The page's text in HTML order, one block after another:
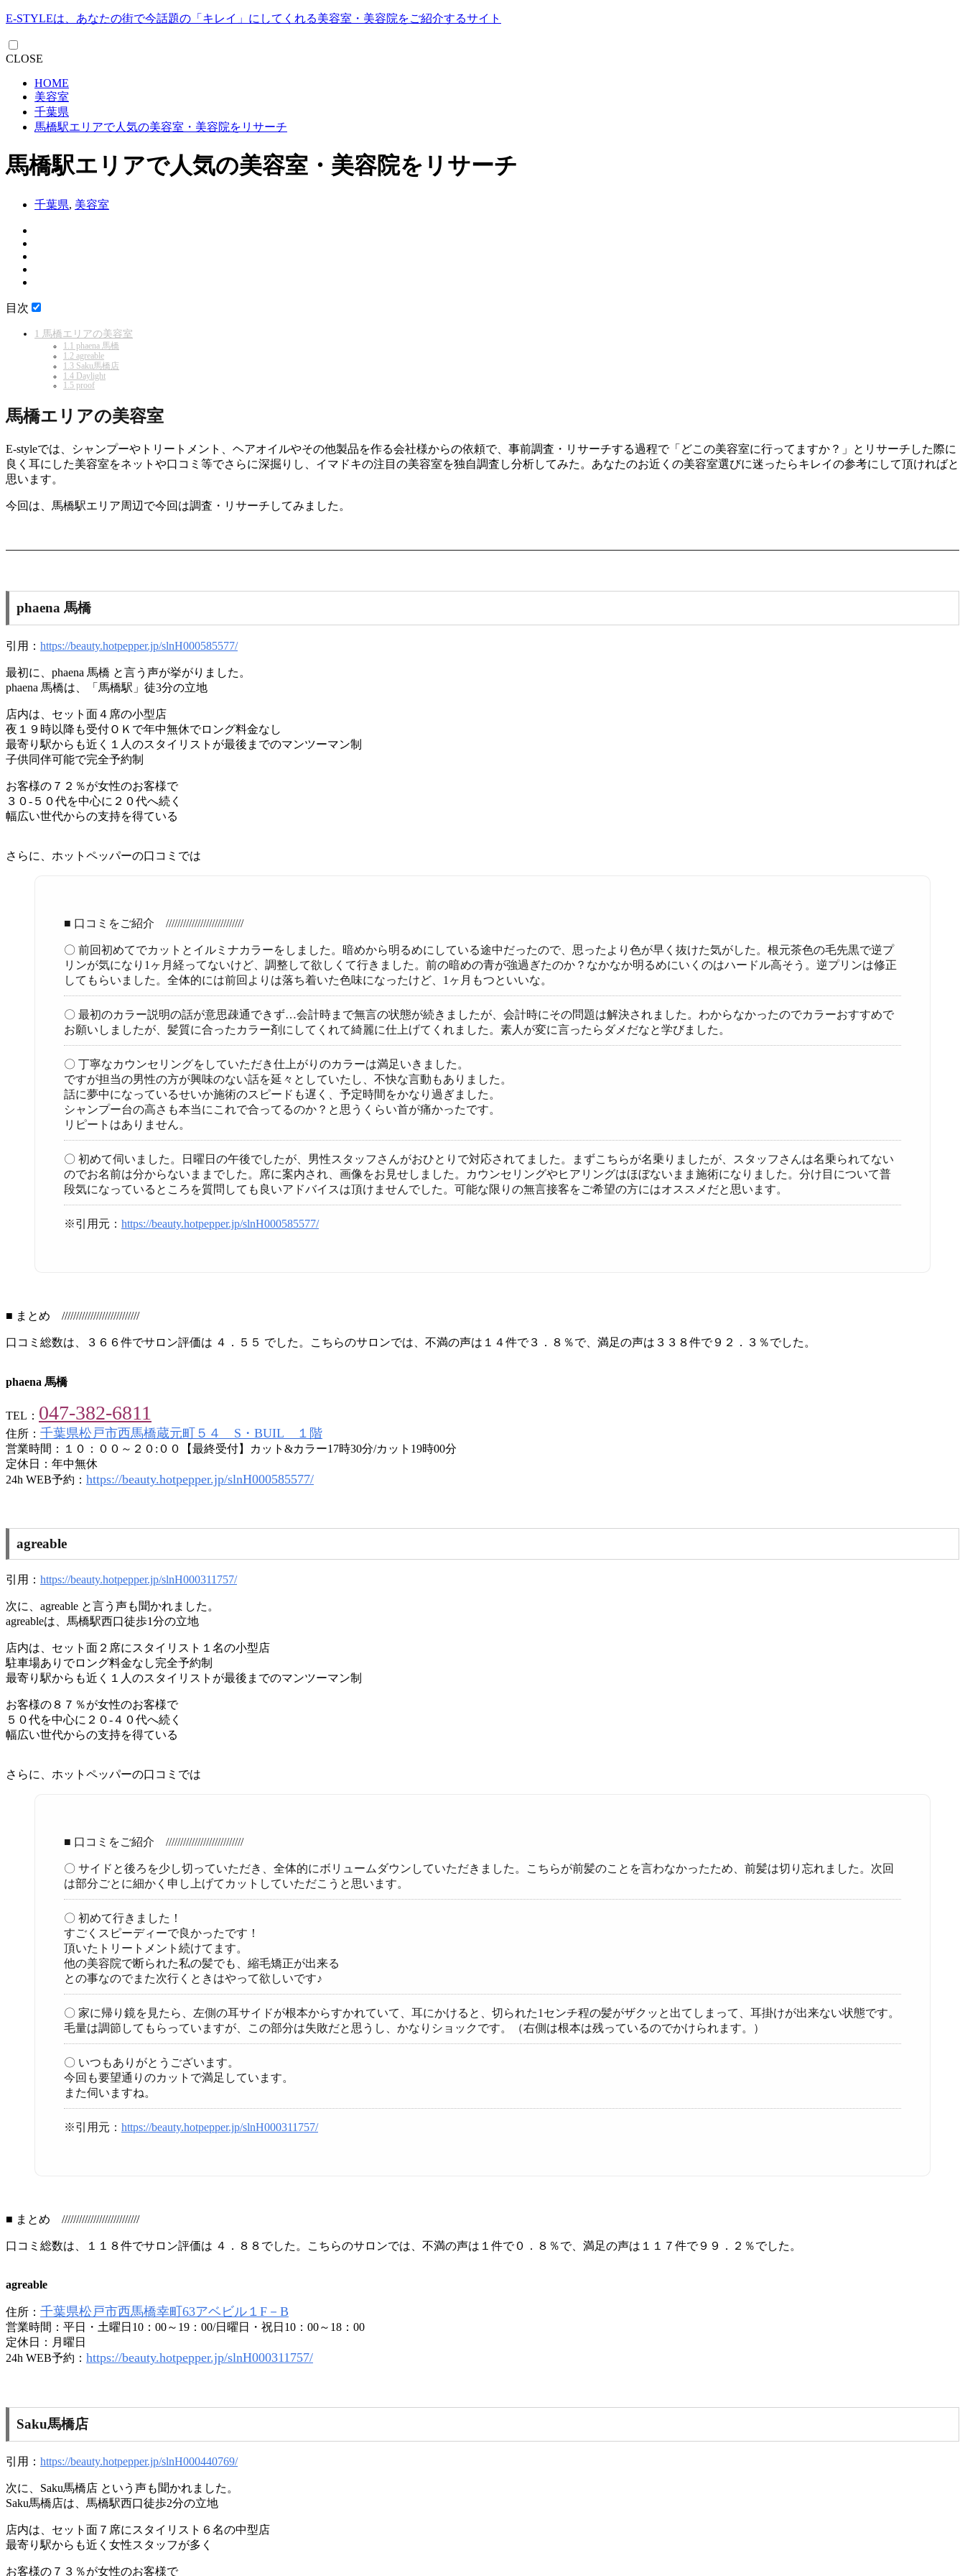
E-STYLEは、あなたの街で今話題の「キレイ」にしてくれる美容室・美容院をご紹介するサイト
CLOSE
HOME
美容室
千葉県
馬橋駅エリアで人気の美容室・美容院をリサーチ
馬橋駅エリアで人気の美容室・美容院をリサーチ
千葉県, 美容室
目次
1 馬橋エリアの美容室
1.1 phaena 馬橋
1.2 agreable
1.3 Saku馬橋店
1.4 Daylight
1.5 proof
馬橋エリアの美容室
E-styleでは、シャンプーやトリートメント、ヘアオイルやその他製品を作る会社様からの依頼で、事前調査・リサーチする過程で「どこの美容室に行ってますか？」とリサーチした際に
良く耳にした美容室をネットや口コミ等でさらに深掘りし、イマドキの注目の美容室を独自調査し分析してみた。あなたのお近くの美容室選びに迷ったらキレイの参考にして頂ければと
思います。
今回は、馬橋駅エリア周辺で今回は調査・リサーチしてみました。
phaena 馬橋
引用： https://beauty.hotpepper.jp/slnH000585577/
最初に、phaena 馬橋 と言う声が挙がりました。
phaena 馬橋は、「馬橋駅」徒3分の立地
店内は、セット面４席の小型店
夜１９時以降も受付ＯＫで年中無休でロング料金なし
最寄り駅からも近く１人のスタイリストが最後までのマンツーマン制
子供同伴可能で完全予約制
お客様の７２％が女性のお客様で
３０-５０代を中心に２０代へ続く
幅広い世代からの支持を得ている
さらに、ホットペッパーの口コミでは
■ 口コミをご紹介 ///////////////////////////
〇 前回初めてでカットとイルミナカラーをしました。暗めから明るめにしている途中だったので、思ったより色が早く抜けた気がした。根元茶色の毛先黒で逆プ
リンが気になり1ヶ月経ってないけど、調整して欲しくて行きました。前の暗めの青が強過ぎたのか？なかなか明るめにいくのはハードル高そう。逆プリンは修正
してもらいました。全体的には前回よりは落ち着いた色味になったけど、1ヶ月もつといいな。
〇 最初のカラー説明の話が意思疎通できず…会計時まで無言の状態が続きましたが、会計時にその問題は解決されました。わからなかったのでカラーおすすめで
お願いしましたが、髪質に合ったカラー剤にしてくれて綺麗に仕上げてくれました。素人が変に言ったらダメだなと学びました。
〇 丁寧なカウンセリングをしていただき仕上がりのカラーは満足いきました。
ですが担当の男性の方が興味のない話を延々としていたし、不快な言動もありました。
話に夢中になっているせいか施術のスピードも遅く、予定時間をかなり過ぎました。
シャンプー台の高さも本当にこれで合ってるのか？と思うくらい首が痛かったです。
リピートはありません。
〇 初めて伺いました。日曜日の午後でしたが、男性スタッフさんがおひとりで対応されてました。まずこちらが名乗りましたが、スタッフさんは名乗られてない
のでお名前は分からないままでした。席に案内され、画像をお見せしました。カウンセリングやヒアリングはほぼないまま施術になりました。分け目について普
段気になっているところを質問しても良いアドバイスは頂けませんでした。可能な限りの無言接客をご希望の方にはオススメだと思います。
※引用元： https://beauty.hotpepper.jp/slnH000585577/
■ まとめ ///////////////////////////
口コミ総数は、３６６件でサロン評価は ４．５５ でした。こちらのサロンでは、不満の声は１４件で３．８％で、満足の声は３３８件で９２．３％でした。
phaena 馬橋
TEL： 047-382-6811
住所： 千葉県松戸市西馬橋蔵元町５４ S・BUIL １階
営業時間：１０：００～２０:００【最終受付】カット&カラー17時30分/カット19時00分
定休日：年中無休
24h WEB予約： https://beauty.hotpepper.jp/slnH000585577/
agreable
引用： https://beauty.hotpepper.jp/slnH000311757/
次に、agreable と言う声も聞かれました。
agreableは、馬橋駅西口徒歩1分の立地
店内は、セット面２席にスタイリスト１名の小型店
駐車場ありでロング料金なし完全予約制
最寄り駅からも近く１人のスタイリストが最後までのマンツーマン制
お客様の８７％が女性のお客様で
５０代を中心に２０-４０代へ続く
幅広い世代からの支持を得ている
さらに、ホットペッパーの口コミでは
■ 口コミをご紹介 ///////////////////////////
〇 サイドと後ろを少し切っていただき、全体的にボリュームダウンしていただきました。こちらが前髪のことを言わなかったため、前髪は切り忘れました。次回
は部分ごとに細かく申し上げてカットしていただこうと思います。
〇 初めて行きました！
すごくスピーディーで良かったです！
頂いたトリートメント続けてます。
他の美容院で断られた私の髪でも、縮毛矯正が出来る
との事なのでまた次行くときはやって欲しいです♪
〇 家に帰り鏡を見たら、左側の耳サイドが根本からすかれていて、耳にかけると、切られた1センチ程の髪がザクッと出てしまって、耳掛けが出来ない状態です。
毛量は調節してもらっていますが、この部分は失敗だと思うし、かなりショックです。（右側は根本は残っているのでかけられます。）
〇 いつもありがとうございます。
今回も要望通りのカットで満足しています。
また伺いますね。
※引用元： https://beauty.hotpepper.jp/slnH000311757/
■ まとめ ///////////////////////////
口コミ総数は、１１８件でサロン評価は ４．８８でした。こちらのサロンでは、不満の声は１件で０．８％で、満足の声は１１７件で９９．２％でした。
agreable
住所： 千葉県松戸市西馬橋幸町63アベビル１F－B
営業時間：平日・土曜日10：00～19：00/日曜日・祝日10：00～18：00
定休日：月曜日
24h WEB予約： https://beauty.hotpepper.jp/slnH000311757/
Saku馬橋店
引用： https://beauty.hotpepper.jp/slnH000440769/
次に、Saku馬橋店 という声も聞かれました。
Saku馬橋店は、馬橋駅西口徒歩2分の立地
店内は、セット面７席にスタイリスト６名の中型店
最寄り駅からも近く女性スタッフが多く
お客様の７３％が女性のお客様で